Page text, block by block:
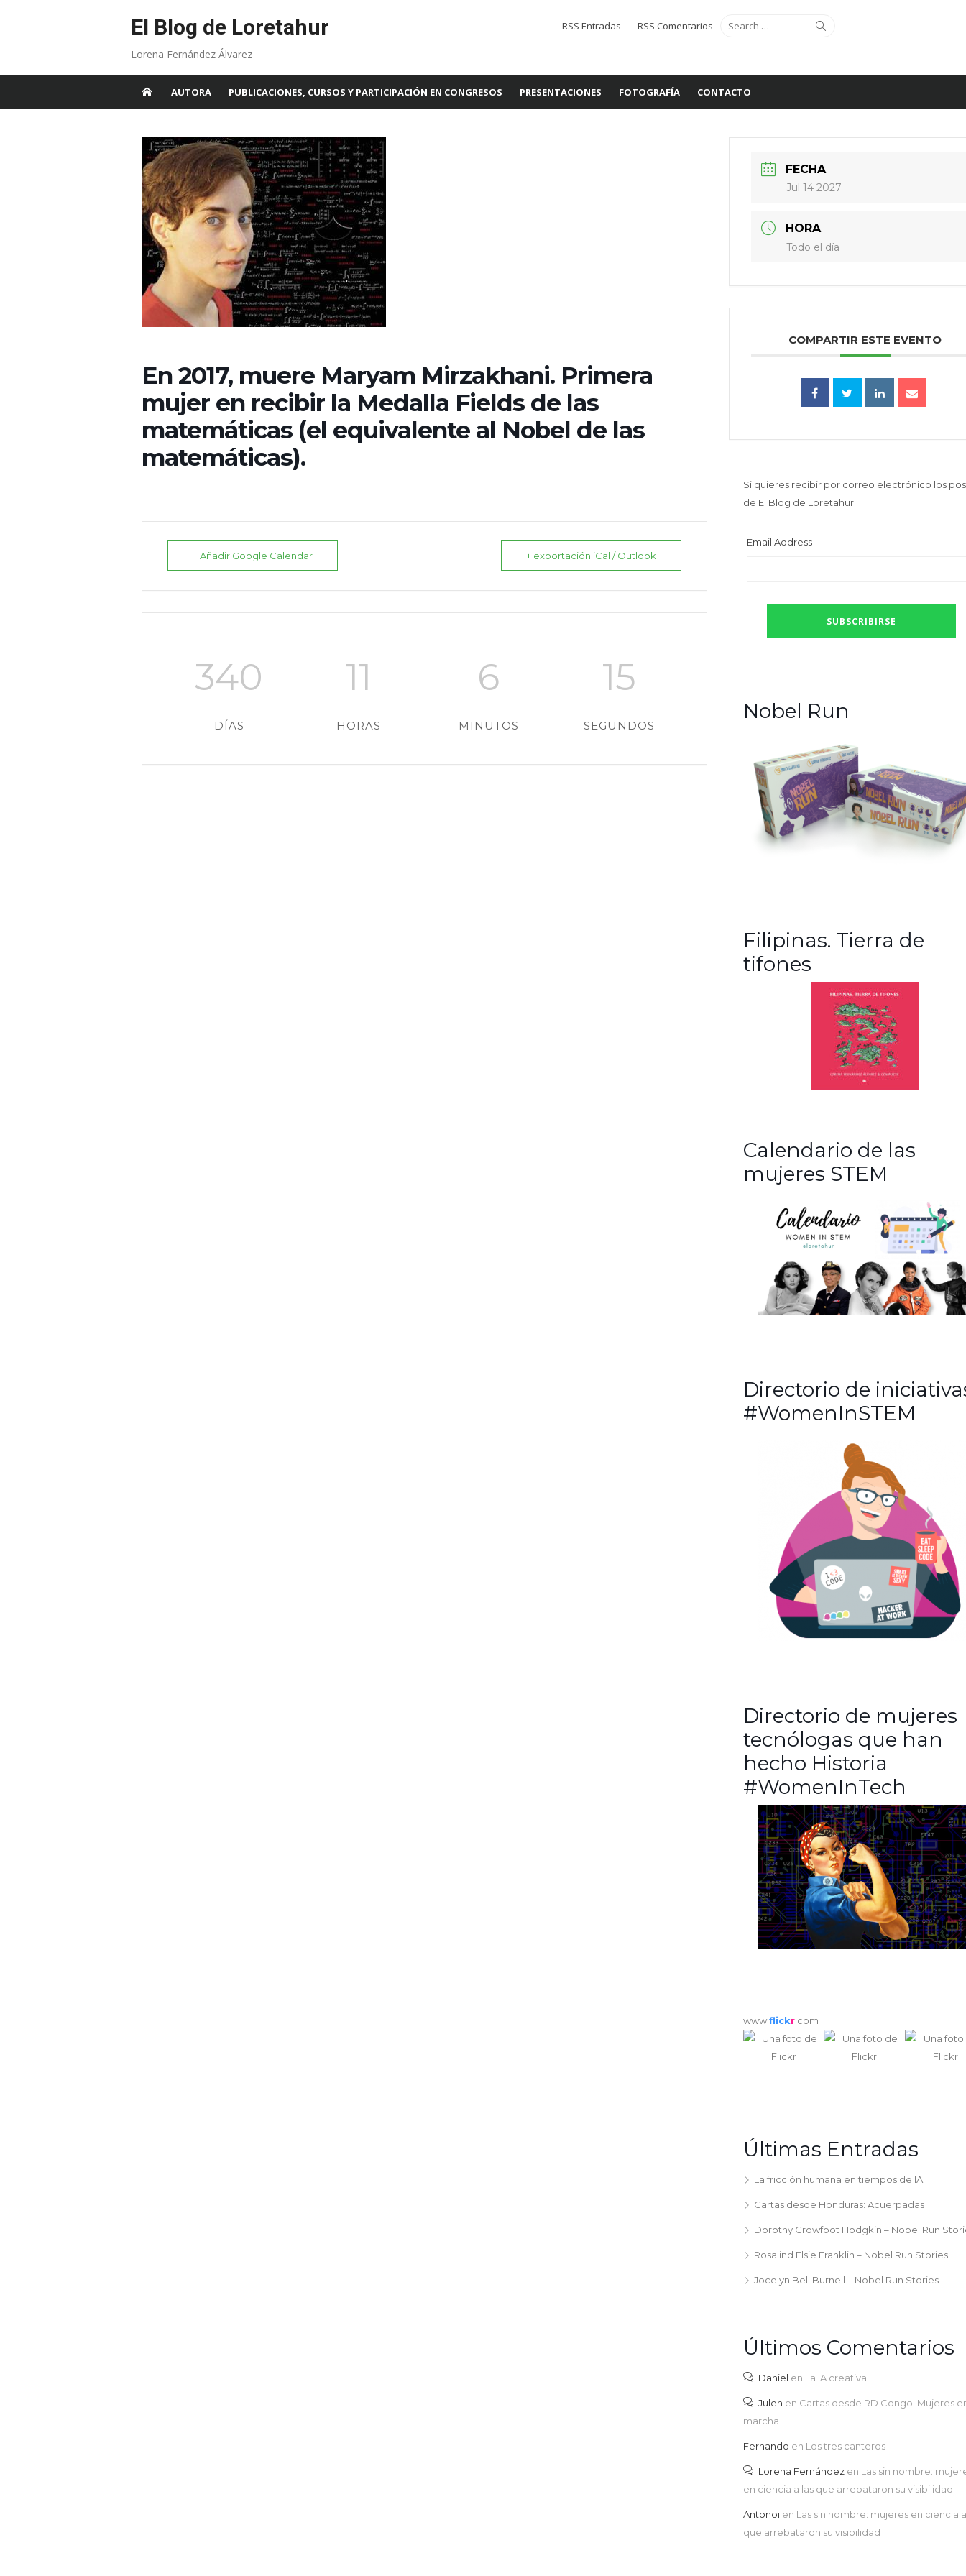
El Blog de Loretahur
Lorena Fernández Álvarez
Search
for:
RSS Entradas RSS Comentarios
AUTORA PUBLICACIONES, CURSOS Y PARTICIPACIÓN EN CONGRESOS PRESENTACIONES FOTOGRAFÍA CONTACTO
En 2017, muere Maryam Mirzakhani. Primera
mujer en recibir la Medalla Fields de las
matemáticas (el equivalente al Nobel de las
matemáticas).
+ Añadir Google Calendar + exportación iCal / Outlook
340
DÍAS
11
HORAS
6
MINUTOS
14
SEGUNDOS
FECHA
Jul 14 2027
HORA
Todo el día
COMPARTIR ESTE EVENTO
Si quieres recibir por correo electrónico los
de El Blog de Loretahur:
Email Address
Nobel Run
Filipinas. Tierra de
tifones
Calendario de las
mujeres STEM
Directorio de
#WomenInSTEM
Directorio de mujeres
tecnólogas que han
hecho Historia
#WomenInTech
www.flickr .com
Últimas Entradas
La fricción humana en tiempos de IA
Cartas desde Honduras: Acuerpadas
Dorothy Crowfoot Hodgkin – Nobel Run
Rosalind Elsie Franklin – Nobel Run Stories
Jocelyn Bell Burnell – Nobel Run Stories
Últimos Comentarios
Daniel en La IA creativa
Julen en Cartas desde RD Congo: Mujeres
marcha
Fernando en Los tres canteros
Lorena Fernández en Las sin nombre:
en ciencia a las que arrebataron su visibilidad
Antonoi en Las sin nombre: mujeres en ciencia
que arrebataron su visibilidad